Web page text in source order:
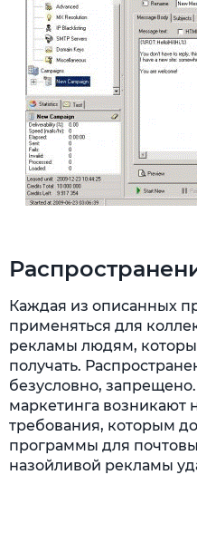
Каждая из описанных
применяться для
рекламы людям,
получать.
безусловно,
маркетинга возникают
требования, которым
программы для
назойливой рекламы